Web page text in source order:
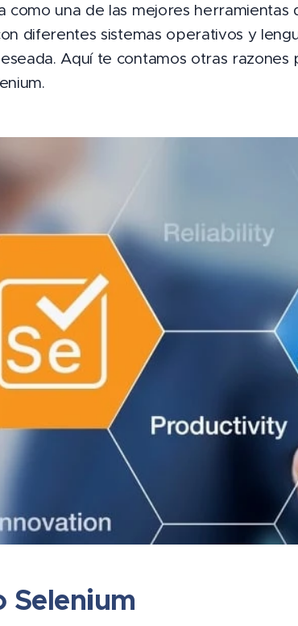
como una de las mejores
diferentes sistemas operativos y
Aquí te contamos otras
Selenium